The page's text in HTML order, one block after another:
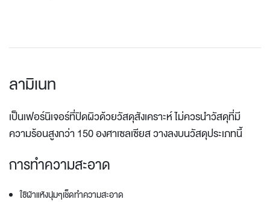
ลามิเนท
เป็นเฟอร์นิเจอร์ที่ปิดผิวด้วยวัสดุสังเคราะห์ ไม่ควรนำวัสดุที่มี
ความร้อนสูงกว่า 150 องศาเซลเซียส วางลงบนวัสดุประเภทนี้
การทำความสะอาด
ใช้ผ้าแห้งนุ่มๆเช็ดทำความสะอาด